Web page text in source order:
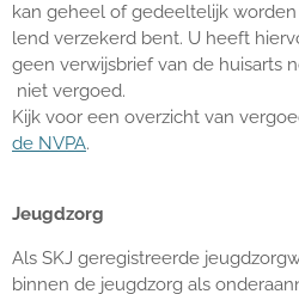
kan geheel of gedeeltelijk
lend verzekerd bent. U heeft
geen verwijsbrief van de huisarts
niet vergoed.
Kijk voor een overzicht van
de NVPA.
Jeugdzorg
Als SKJ geregistreerde
binnen de jeugdzorg als